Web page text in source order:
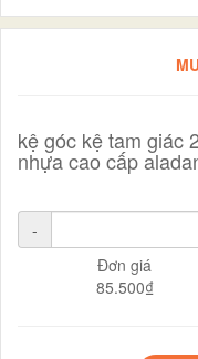
kệ góc kệ tam giác
nhựa cao cấp
-
Đơn giá
85.500₫